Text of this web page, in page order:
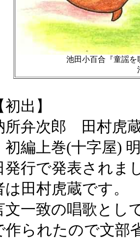
池田小百合『童謡
出】
弁次郎 田村虎
初編上巻(十字屋)
発行で発表されま
は田村虎蔵です。
一致の唱歌とし
作られたので文部